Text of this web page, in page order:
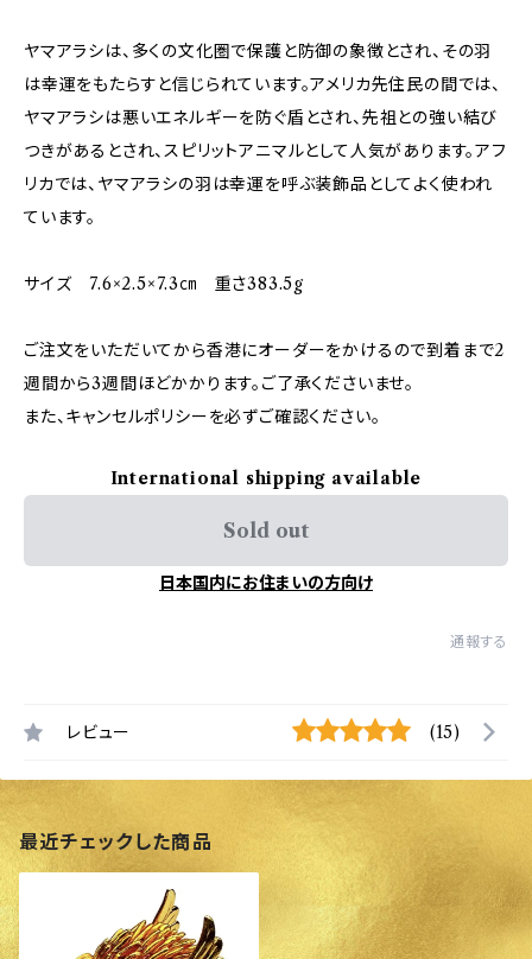
ヤマアラシは、多くの文化圏で保護と防御の象徴とされ、その羽
は幸運をもたらすと信じられています。アメリカ先住民の間では、
ヤマアラシは悪いエネルギーを防ぐ盾とされ、先祖との強い結び
つきがあるとされ、スピリットアニマルとして人気があります。アフ
リカでは、ヤマアラシの羽は幸運を呼ぶ装飾品としてよく使われ
ています。
サイズ 7.6×2.5×7.3㎝ 重さ383.5g
ご注文をいただいてから香港にオーダーをかけるので到着まで2
週間から3週間ほどかかります。ご了承くださいませ。
また、キャンセルポリシーを必ずご確認ください。
International shipping available
Sold out
日本国内にお住まいの方向け
通報する
レビュー (15)
最近チェックした商品